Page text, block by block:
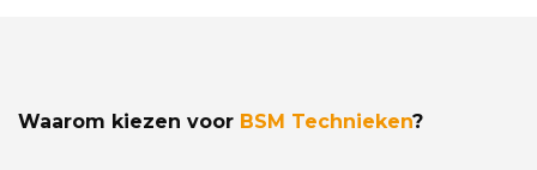
Waarom kiezen voor BSM Technieken?